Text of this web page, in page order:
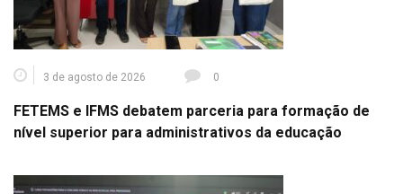
3 de agosto de 2026 0
FETEMS e IFMS debatem parceria para formação de
nível superior para administrativos da educação